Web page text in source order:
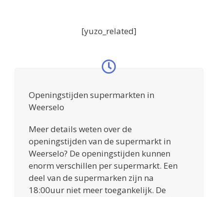
[yuzo_related]
Openingstijden supermarkten in
Weerselo
Meer details weten over de
openingstijden van de supermarkt in
Weerselo? De openingstijden kunnen
enorm verschillen per supermarkt. Een
deel van de supermarken zijn na
18:00uur niet meer toegankelijk. De